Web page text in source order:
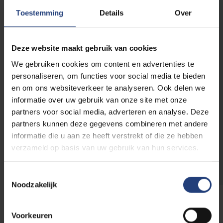
Toestemming Details Over
Deze website maakt gebruik van cookies
We gebruiken cookies om content en advertenties te
personaliseren, om functies voor social media te bieden
en om ons websiteverkeer te analyseren. Ook delen we
informatie over uw gebruik van onze site met onze
partners voor social media, adverteren en analyse. Deze
partners kunnen deze gegevens combineren met andere
informatie die u aan ze heeft verstrekt of die ze hebben
verzameld op basis van uw gebruik van hun services.
Noodzakelijk
Voorkeuren
vlot mogelijk door de
Start je inschrijving
Vragen over de
inschrijvingsprocedure?
Ontdek handige tips, een stap-voor-stap
gids om je in te schrijven en vind een
antwoord op de meestgestelde vragen.